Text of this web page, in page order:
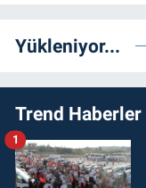
Yükleniyor...
Trend Haberler
1